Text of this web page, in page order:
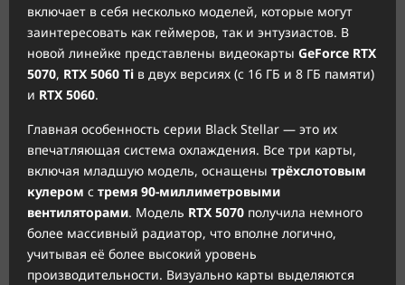
включает в себя несколько моделей, которые могут
заинтересовать как геймеров, так и энтузиастов. В
новой линейке представлены видеокарты GeForce RTX
5070, RTX 5060 Ti в двух версиях (с 16 ГБ и 8 ГБ памяти)
и RTX 5060.
Главная особенность серии Black Stellar — это их
впечатляющая система охлаждения. Все три карты,
включая младшую модель, оснащены трёхслотовым
кулером с тремя 90-миллиметровыми
вентиляторами. Модель RTX 5070 получила немного
более массивный радиатор, что вполне логично,
учитывая её более высокий уровень
производительности. Визуально карты выделяются